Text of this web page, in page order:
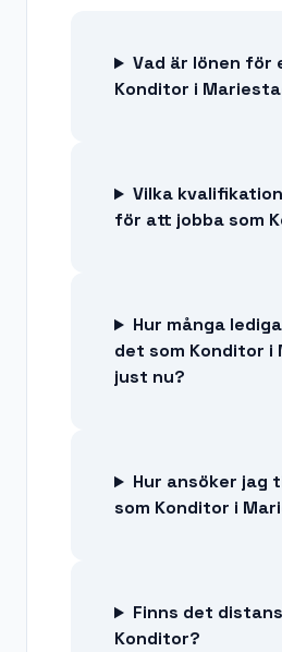
Vad är lönen för
Konditor i
Vilka
för att jobba som
Hur många
det som Konditor i
just nu?
Hur ansöker jag
som Konditor i
Finns det
Konditor?